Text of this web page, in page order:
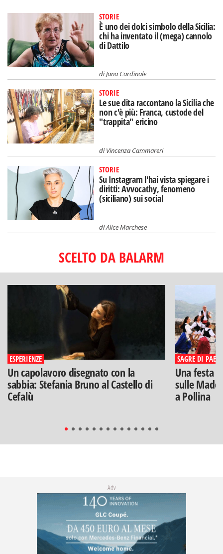
STORIE
È uno dei dolci simbolo della Sicilia:
chi ha inventato il (mega) cannolo
di Dattilo
diJana Cardinale
STORIE
Le sue dita raccontano la Sicilia che
non c'è più: Franca, custode del
"trappita" ericino
diVincenza Cammareri
STORIE
Su Instagram l'hai vista spiegare i
diritti: Avvocathy, fenomeno
(siciliano) sui social
diAlice Marchese
SCELTO DA BALARM
ESPERIENZE
Un capolavoro disegnato con la
sabbia: Stefania Bruno al Castello di
Cefalù
SAGRE DI PAESE
Una festa
sulle
a Pollina
Adv